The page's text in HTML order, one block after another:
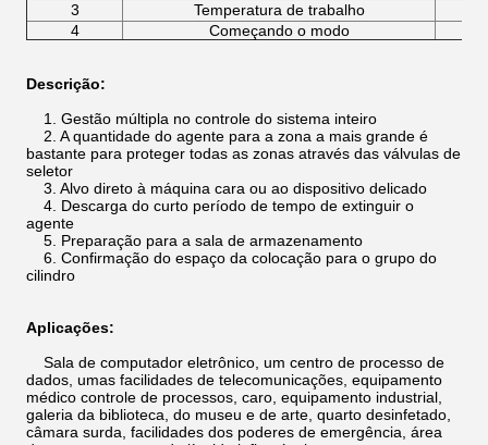
3
Temperatura de trabalho
4
Começando o modo
Descrição:
1. Gestão múltipla no controle do sistema inteiro
2. A quantidade do agente para a zona a mais grande é
bastante para proteger todas as zonas através das válvulas de
seletor
3. Alvo direto à máquina cara ou ao dispositivo delicado
4. Descarga do curto período de tempo de extinguir o
agente
5. Preparação para a sala de armazenamento
6. Confirmação do espaço da colocação para o grupo do
cilindro
Aplicações:
Sala de computador eletrônico, um centro de processo de
dados, umas facilidades de telecomunicações, equipamento
médico controle de processos, caro, equipamento industrial,
galeria da biblioteca, do museu e de arte, quarto desinfetado,
câmara surda, facilidades dos poderes de emergência, área